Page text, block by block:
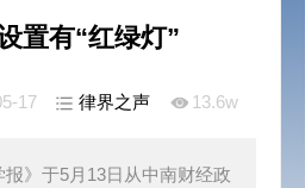
置有“红绿灯”
13.6w
律界之声
17
》于5月13日从中南财经政